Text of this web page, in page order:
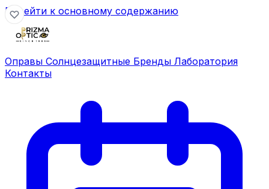
Перейти к основному содержанию
Оправы Солнцезащитные Бренды Лаборатория
Контакты